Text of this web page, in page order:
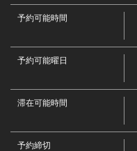
予約可能時間
予約可能曜日
滞在可能時間
予約締切
この店舗
松花堂弁当でお昼に宴
大阪府堺市西区平岡町282-1
お店